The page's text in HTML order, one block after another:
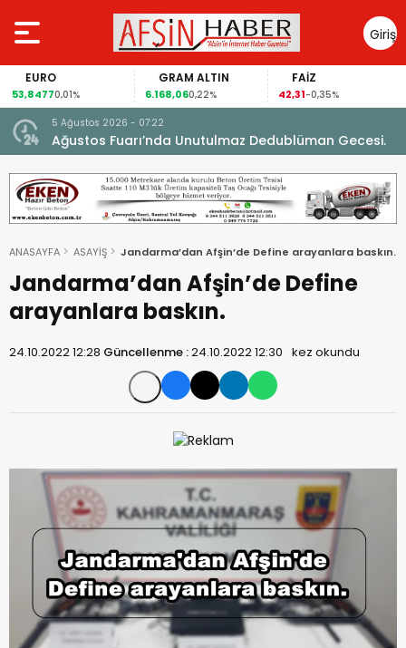
Giriş
Yap
EURO
53,84770,01%
GRAM ALTIN
6.168,060,22%
FAİZ
42,31-0,35%
5 Ağustos 2026 - 07:22
Ağustos Fuarı’nda Unutulmaz Dedublüman Gecesi.
ANASAYFA ASAYİŞ Jandarma’dan Afşin’de Define arayanlara baskın.
Jandarma’dan Afşin’de Define
arayanlara baskın.
24.10.2022 12:28 Güncellenme :24.10.2022 12:30 kez okundu